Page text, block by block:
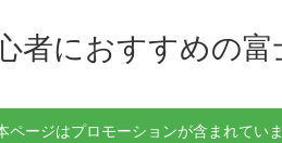
者におすすめの
ページはプロモーションが含まれてい